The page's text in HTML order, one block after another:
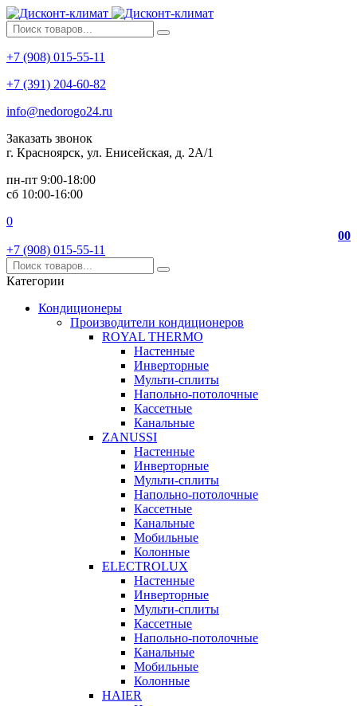
+7 (908) 015-55-11
+7 (391) 204-60-82
info@nedorogo24.ru
Заказать звонок
г. Красноярск, ул. Енисейская, д. 2А/1
пн-пт 9:00-18:00
сб 10:00-16:00
0
00
+7 (908) 015-55-11
Категории
Кондиционеры
Производители кондиционеров
ROYAL THERMO
Настенные
Инверторные
Мульти-сплиты
Напольно-потолочные
Кассетные
Канальные
ZANUSSI
Настенные
Инверторные
Мульти-сплиты
Напольно-потолочные
Кассетные
Канальные
Мобильные
Колонные
ELECTROLUX
Настенные
Инверторные
Мульти-сплиты
Кассетные
Напольно-потолочные
Канальные
Мобильные
Колонные
HAIER